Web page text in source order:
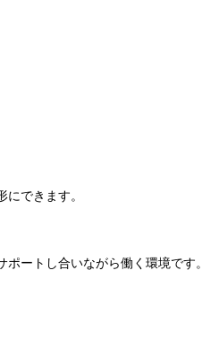
できます。
ートし合いながら働く環境です。